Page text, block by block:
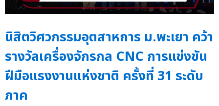
นิสิตวิศวกรรมอุตสาหการ ม.พะเยา คว้า
รางวัลเครื่องจักรกล CNC การแข่งขัน
ฝีมือแรงงานแห่งชาติ ครั้งที่ 31 ระดับ
ภาค